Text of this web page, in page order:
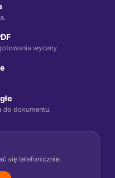
wyceny.
do dokumentu.
się telefonicznie.